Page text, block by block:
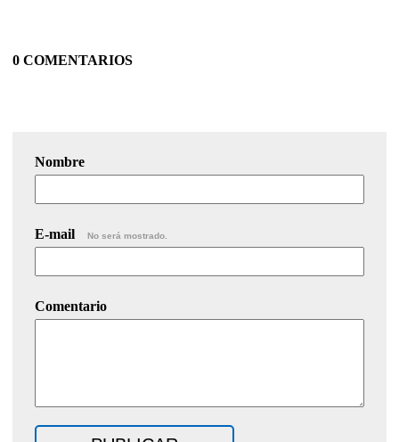
0 COMENTARIOS
Nombre
E-mail No será mostrado.
Comentario